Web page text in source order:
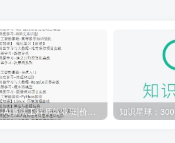
百战-AI算法工程师就业班|价值18980元|冲击百万年薪|完结无秘